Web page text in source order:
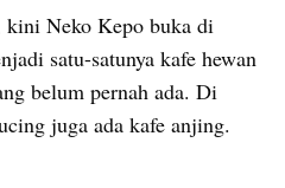
kini Neko Kepo buka di
satu-satunya kafe hewan
belum pernah ada. Di
juga ada kafe anjing.